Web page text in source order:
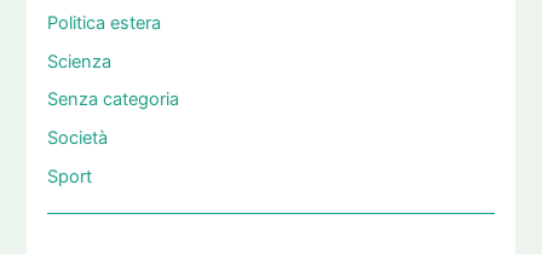
Politica estera
Scienza
Senza categoria
Società
Sport